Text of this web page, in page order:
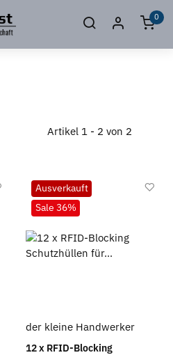
0
Artikel 1 - 2 von 2
Ausverkauft
Sale 36%
der kleine Handwerker
12 x RFID-Blocking